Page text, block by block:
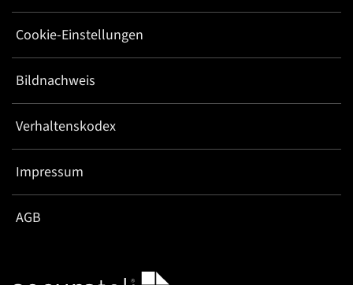
Cookie-Einstellungen
Bildnachweis
Verhaltenskodex
Impressum
AGB